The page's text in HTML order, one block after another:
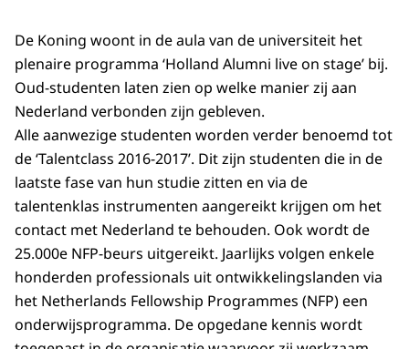
De Koning woont in de aula van de universiteit het
plenaire programma ‘Holland Alumni live on stage’ bij.
Oud-studenten laten zien op welke manier zij aan
Nederland verbonden zijn gebleven.
Alle aanwezige studenten worden verder benoemd tot
de ‘Talentclass 2016-2017’. Dit zijn studenten die in de
laatste fase van hun studie zitten en via de
talentenklas instrumenten aangereikt krijgen om het
contact met Nederland te behouden. Ook wordt de
25.000e NFP-beurs uitgereikt. Jaarlijks volgen enkele
honderden professionals uit ontwikkelingslanden via
het Netherlands Fellowship Programmes (NFP) een
onderwijsprogramma. De opgedane kennis wordt